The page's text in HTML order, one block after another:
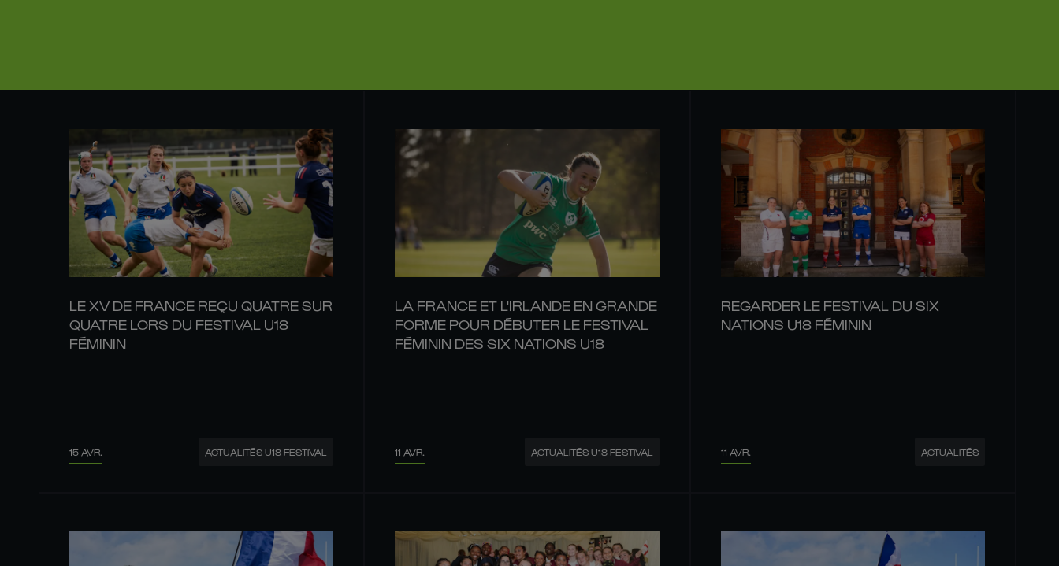
LE XV DE FRANCE REÇU QUATRE SUR
QUATRE LORS DU FESTIVAL U18
FÉMININ
15 AVR. ACTUALITÉS U18 FESTIVAL
LA FRANCE ET L'IRLANDE EN GRANDE
FORME POUR DÉBUTER LE FESTIVAL
FÉMININ DES SIX NATIONS U18
11 AVR. ACTUALITÉS U18 FESTIVAL
REGARDER LE FESTIVAL DU SIX
NATIONS U18 FÉMININ
11 AVR. ACTUALITÉS